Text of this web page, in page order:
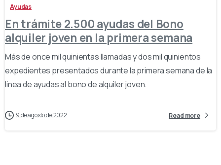
Ayudas
En trámite 2.500 ayudas del Bono
alquiler joven en la primera semana
Más de once mil quinientas llamadas y dos mil quinientos
expedientes presentados durante la primera semana de la
línea de ayudas al bono de alquiler joven.
9 de agosto de 2022 Read more